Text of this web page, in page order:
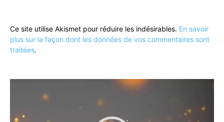
Ce site utilise Akismet pour réduire les indésirables. En savoir
plus sur la façon dont les données de vos commentaires sont
traitées.